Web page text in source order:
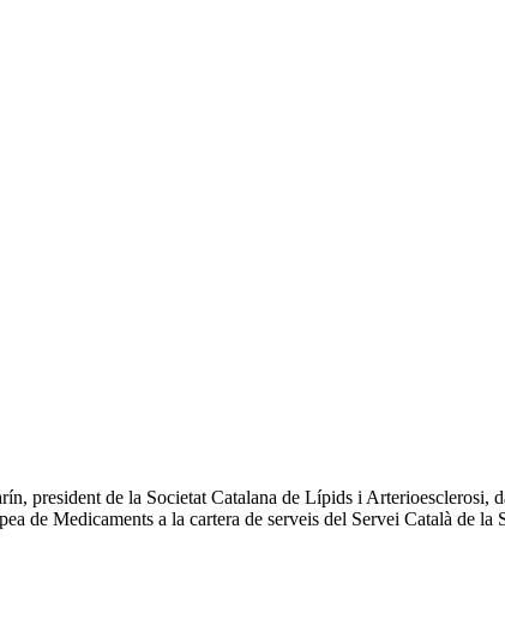
president de la Societat Catalana de Lípids i
de Medicaments a la cartera de serveis del Servei Català de la